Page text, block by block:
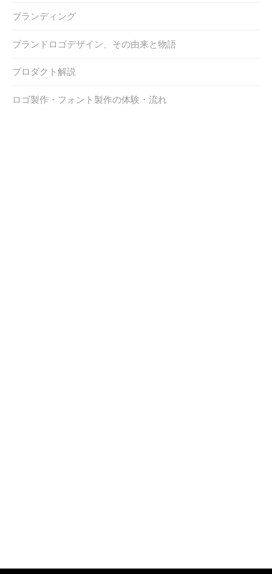
ブランディング
ブランドロゴデザイン、その由来と物語
プロダクト解説
ロゴ製作・フォント製作の体験・流れ